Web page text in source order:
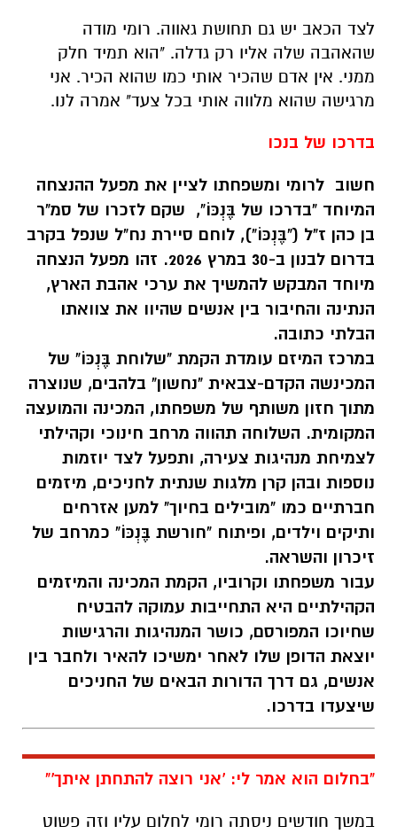
בדרכו של בנכו
חשוב לרומי ומשפחתו לציין את מפעל ההנצחה
בן כהן ז"ל ("בֶּנְכּוֹ"), לוחם סיירת נח"ל שנפל בקרב
מיוחד המבקש להמשיך את ערכי אהבת הארץ,
הנתינה והחיבור בין אנשים שהיוו את צוואתו
הבלתי כתובה.
במרכז המיזם עומדת הקמת "שלוחת בֶּנְכּוֹ" של
המכינשה הקדם-צבאית "נחשון" בלהבים, שנוצרה
מתוך חזון משותף של משפחתו, המכינה והמועצה
המקומית. השלוחה תהווה מרחב חינוכי וקהילתי
לצמיחת מנהיגות צעירה, ותפעל לצד יוזמות
נוספות ובהן קרן מלגות שנתית לחניכים, מיזמים
חברתיים כמו "מובילים בחיוך" למען אזרחים
ותיקים וילדים, ופיתוח "חורשת בֶּנְכּוֹ" כמרחב של
זיכרון והשראה.
עבור משפחתו וקרוביו, הקמת המכינה והמיזמים
הקהילתיים היא התחייבות עמוקה להבטיח
שחיוכו המפורסם, כושר המנהיגות והרגישות
יוצאת הדופן שלו לאחר ימשיכו להאיר ולחבר בין
אנשים, גם דרך הדורות הבאים של החניכים
שיצעדו בדרכו.
"בחלום הוא אמר לי: 'אני רוצה להתחתן איתך'"
במשך חודשים ניסתה רומי לחלום עליו וזה פשוט
לא קרה. היא ניסתה לתזמן חלומות, התפללה, ובן
לא הופיע בחלום המיוחל. ואזלפני ימים אחדים, זה